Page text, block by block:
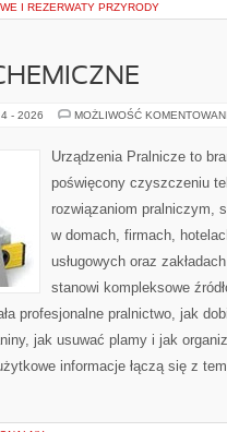
I REZERWATY PRZYRODY
- 2026 MOŻLIWOŚĆ
Urządzenia Pralnicze to
poświęcony czyszczeniu
rozwiązaniom pralniczym,
w domach, firmach,
usługowych oraz
stanowi kompleksowe
profesjonalne pralnictwo, jak
jak usuwać plamy i jak
informacje łączą się z